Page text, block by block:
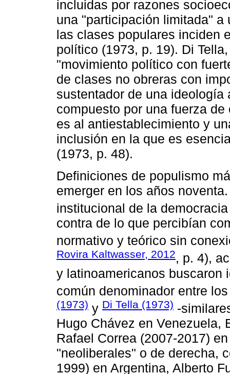
incluidas por razones
una "participación limitada"
las clases populares inciden
político (1973, p. 19). Di
"movimiento político con
de clases no obreras con
sustentador de una
compuesto por una fuerza
es al antiestablecimiento y
inclusión en la que es
(1973, p. 48).
Definiciones de populismo
emerger en los años
institucional de la
contra de lo que percibían
normativo y teórico sin
Rovira Kaltwasser, 2012, p. 4),
y latinoamericanos buscaron
común denominador entre
(1973) y Di Tella (1973) -
Hugo Chávez en Venezuela,
Rafael Correa (2007-2017)
"neoliberales" o de derecha,
1999) en Argentina, Alberto